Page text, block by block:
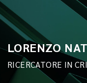
LORENZO
RICERCATORE IN